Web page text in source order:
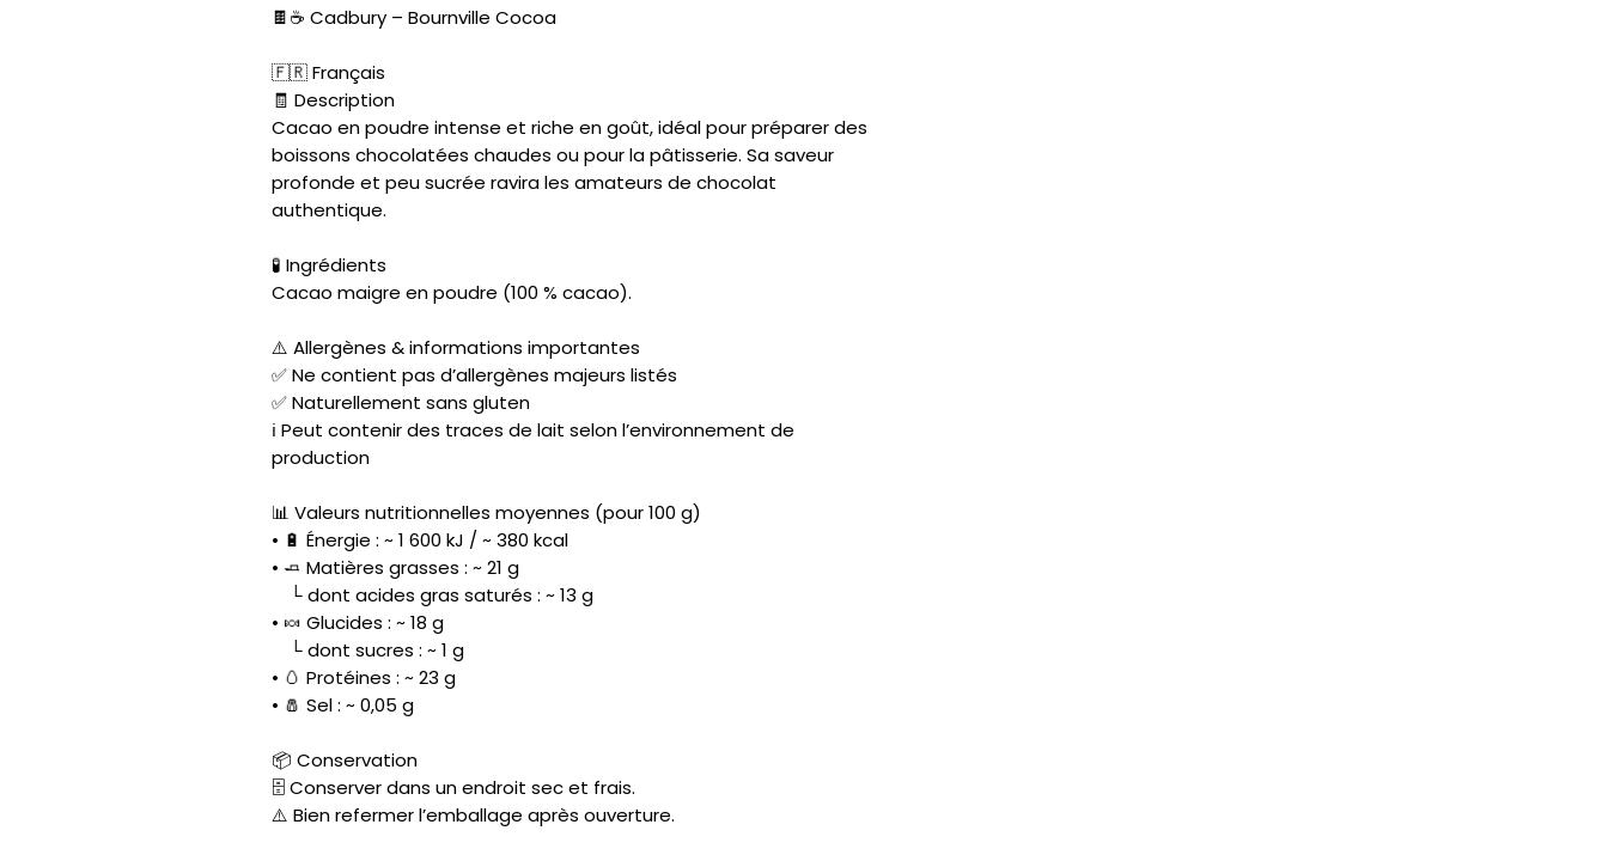
🍫☕ Cadbury – Bournville Cocoa
🇫🇷 Français
🧾 Description
Cacao en poudre intense et riche en goût, idéal pour préparer des
boissons chocolatées chaudes ou pour la pâtisserie. Sa saveur
profonde et peu sucrée ravira les amateurs de chocolat
authentique.
🧪 Ingrédients
Cacao maigre en poudre (100 % cacao).
⚠️ Allergènes & informations importantes
✅ Ne contient pas d’allergènes majeurs listés
✅ Naturellement sans gluten
ℹ️ Peut contenir des traces de lait selon l’environnement de
production
📊 Valeurs nutritionnelles moyennes (pour 100 g)
• 🔋 Énergie : ~ 1 600 kJ / ~ 380 kcal
• 🧈 Matières grasses : ~ 21 g
└ dont acides gras saturés : ~ 13 g
• 🍬 Glucides : ~ 18 g
└ dont sucres : ~ 1 g
• 🥚 Protéines : ~ 23 g
• 🧂 Sel : ~ 0,05 g
📦 Conservation
🗄️ Conserver dans un endroit sec et frais.
⚠️ Bien refermer l’emballage après ouverture.